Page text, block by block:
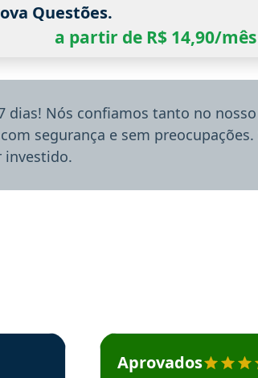
Questões.
a partir de R$ 14,90/mês
dias! Nós confiamos tanto no
segurança e sem
investido.
o Aprova Concursos em depoimento
Estudante Mário recomenda
Aprovados